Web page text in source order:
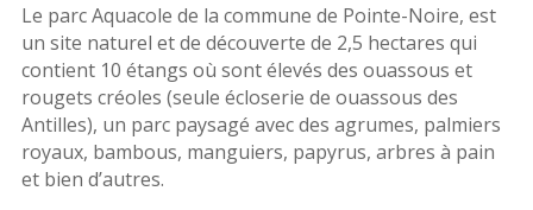
Le parc Aquacole de la commune de Pointe-Noire, est
un site naturel et de découverte de 2,5 hectares qui
contient 10 étangs où sont élevés des ouassous et
rougets créoles (seule écloserie de ouassous des
Antilles), un parc paysagé avec des agrumes, palmiers
royaux, bambous, manguiers, papyrus, arbres à pain
et bien d’autres.